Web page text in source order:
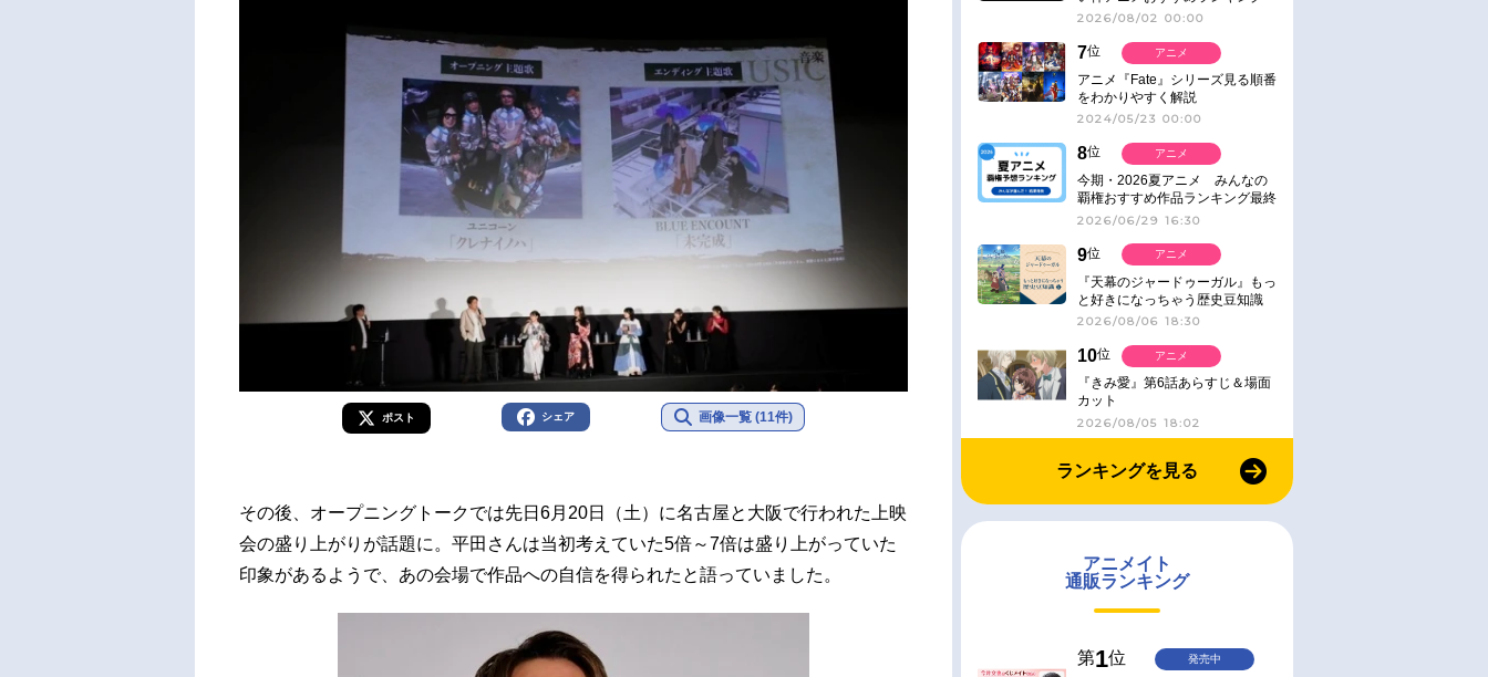
ポスト シェア 画像一覧 (11件)
その後、オープニングトークでは先日6月20日（土）に名古屋と大阪で行われた上映
会の盛り上がりが話題に。平田さんは当初考えていた5倍～7倍は盛り上がっていた
印象があるようで、あの会場で作品への自信を得られたと語っていました。
【名作・話題作】｜ジャンル別人
2026/08/02 00:00
7位
アニメ『Fate』シリーズ見る順番
をわかりやすく解説
2024/05/23 00:00
アニメ
8位
今期・2026夏アニメ みんなの
覇権おすすめ作品ランキング最終
結果発表！
2026/06/29 16:30
アニメ
9位
『天幕のジャードゥーガル』もっ
と好きになっちゃう歴史豆知識
2026/08/06 18:30
アニメ
10位
『きみ愛』第6話あらすじ＆場面
カット
2026/08/05 18:02
アニメ
ランキングを見る
アニメイト
通販ランキング
第1位 発売中